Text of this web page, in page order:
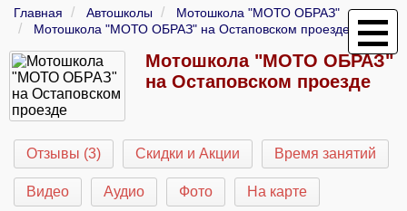
Главная Автошколы
Мотошкола "МОТО ОБРАЗ"
Мотошкола "МОТО ОБРАЗ" на Остаповском проезде
Мотошкола "МОТО ОБРАЗ"
на Остаповском проезде
Отзывы (3) Скидки и Акции Время занятий
Видео Аудио Фото На карте